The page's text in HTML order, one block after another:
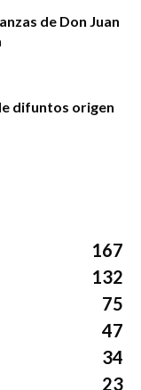
de Don Juan
difuntos origen
167
132
75
47
34
23